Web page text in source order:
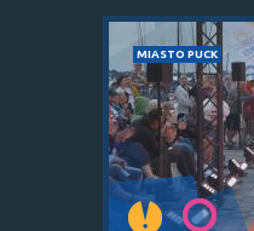
MIASTO PUCK